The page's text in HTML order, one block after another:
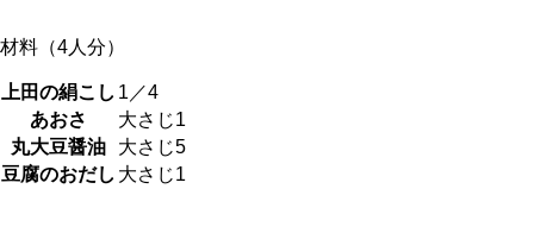
材料（4人分）
上田の絹こし 1／4
あおさ
大さじ1
丸大豆醤油
大さじ5
豆腐のおだし 大さじ1